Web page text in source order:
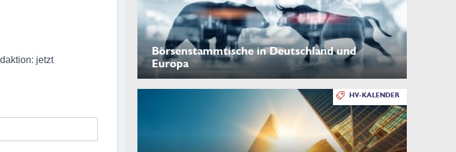
jetzt
Börsenstammtische in Deutschland und
Europa
HV-KALENDER